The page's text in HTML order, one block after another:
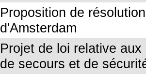
Proposition de
d'Amsterdam
Projet de loi relative
de secours et de